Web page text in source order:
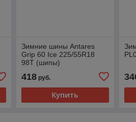
Зимние шины Antares
Grip 60 Ice 225/55R18
98T (шипы)
418руб.
Купить